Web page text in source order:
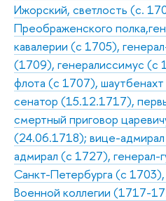
Ижорский, светлость (с.
Преображенского
кавалерии (с 1705),
(1709), генералиссимус (с
флота (с 1707),
сенатор (15.12.1717),
смертный приговор
(24.06.1718); вице-
адмирал (с 1727), генерал-
Санкт-Петербурга (с
Военной коллегии (1717-